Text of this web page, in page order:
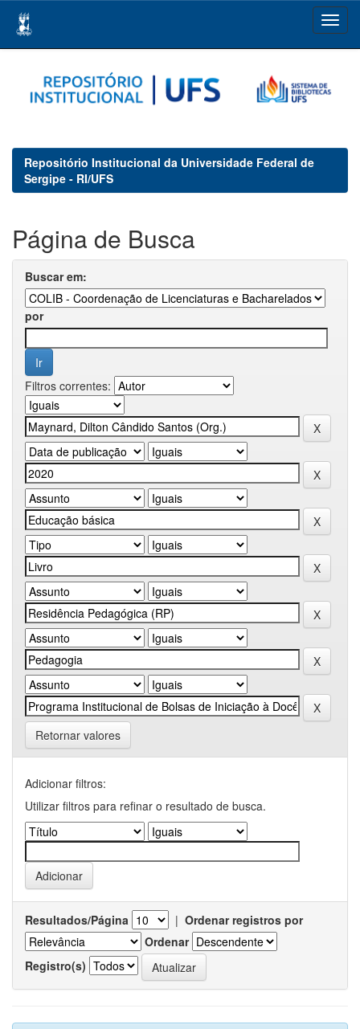
navigation
Repositório Institucional da Universidade Federal de
Sergipe - RI/UFS
Página de Busca
Buscar em:
por
Filtros correntes:
Retornar valores
Adicionar filtros:
Utilizar filtros para refinar o resultado de busca.
Resultados/Página | Ordenar registros por
Ordenar
Registro(s)